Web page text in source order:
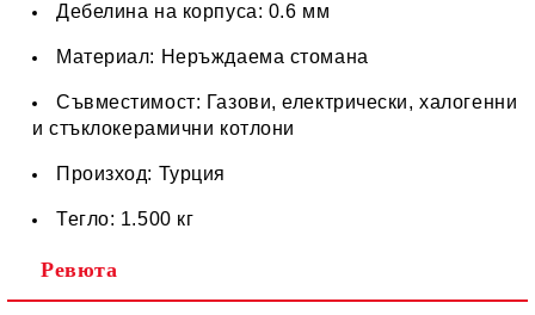
Дебелина на корпуса: 0.6 мм
Материал: Неръждаема стомана
Съвместимост: Газови, електрически, халогенни
и стъклокерамични котлони
Произход: Турция
Тегло: 1.500 кг
Ревюта